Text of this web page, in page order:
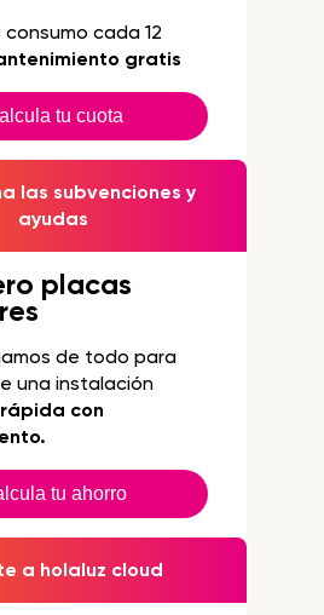
consumo cada 12
gratis
tu cuota
las subvenciones y
ayudas
placas
de todo para
una instalación
con
tu ahorro
a holaluz cloud